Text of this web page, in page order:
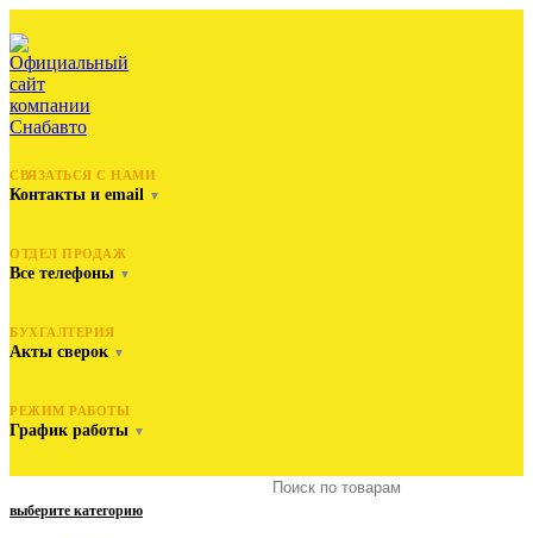
СВЯЗАТЬСЯ С НАМИ
Контакты и email ▼
ОТДЕЛ ПРОДАЖ
Все телефоны ▼
БУХГАЛТЕРИЯ
Акты сверок ▼
РЕЖИМ РАБОТЫ
График работы ▼
выберите категорию